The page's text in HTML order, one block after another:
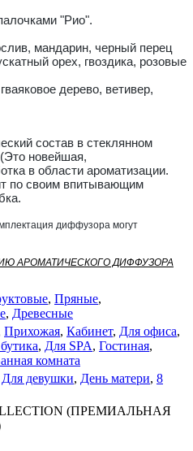
"Рио".
мандарин, черный перец
орех, гвоздика, розовые
дерево, ветивер,
состав в стеклянном
новейшая,
в области ароматизации.
по своим впитывающим
диффузора могут
АРОМАТИЧЕСКОГО ДИФФУЗОРА
, Пряные,
, Древесные
Прихожая, Кабинет, Для офиса,
, Для SPA, Гостиная,
комната
Для девушки, День матери, 8
(ПРЕМИАЛЬНАЯ